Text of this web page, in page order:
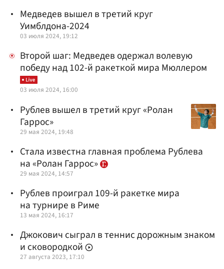
Медведев вышел в третий круг
Уимблдона-2024
03 июля 2024, 19:12
Второй шаг: Медведев одержал волевую
победу над 102-й ракеткой мира Мюллером
03 июля 2024, 16:00
Рублев вышел в третий круг «Ролан
Гаррос»
29 мая 2024, 19:48
Стала известна главная проблема Рублева
на «Ролан Гаррос»
29 мая 2024, 14:57
Рублев проиграл 109-й ракетке мира
на турнире в Риме
13 мая 2024, 16:17
Джокович сыграл в теннис дорожным знаком
и сковородкой
27 августа 2023, 17:10